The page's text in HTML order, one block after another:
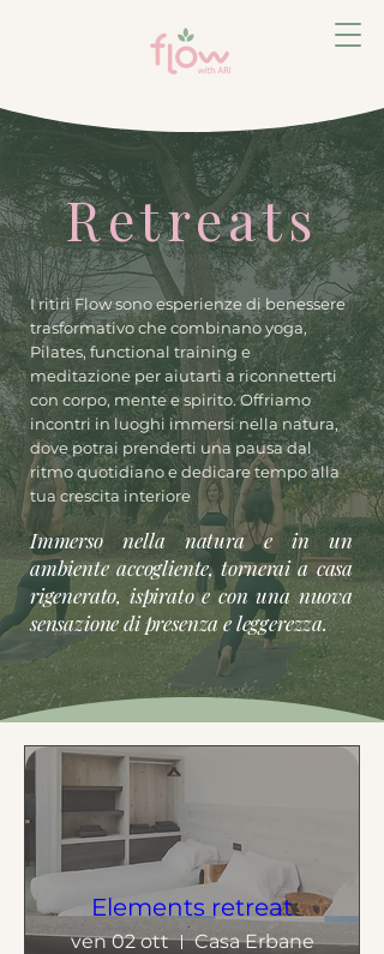
Retreats
I ritiri Flow sono esperienze di benessere
trasformativo che combinano yoga,
Pilates, functional training e
meditazione per aiutarti a riconnetterti
con corpo, mente e spirito. Offriamo
incontri in luoghi immersi nella natura,
dove potrai prenderti una pausa dal
ritmo quotidiano e dedicare tempo alla
tua crescita interiore
Immerso nella natura e in un
ambiente accogliente, tornerai a casa
rigenerato, ispirato e con una nuova
sensazione di presenza e leggerezza.
Elements retreat
ven 02 ott Casa Erbane